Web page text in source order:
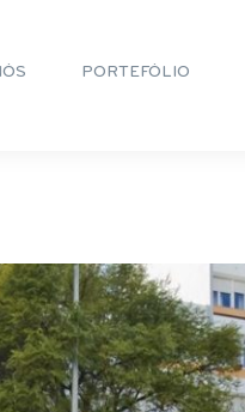
PORTEFÓLIO